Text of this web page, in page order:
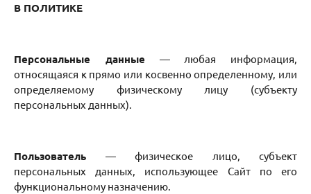
В ПОЛИТИКЕ
Персональные данные — любая информация,
относящаяся к прямо или косвенно определенному, или
определяемому физическому лицу (субъекту
персональных данных).
Пользователь — физическое лицо, субъект
персональных данных, использующее Сайт по его
функциональному назначению.